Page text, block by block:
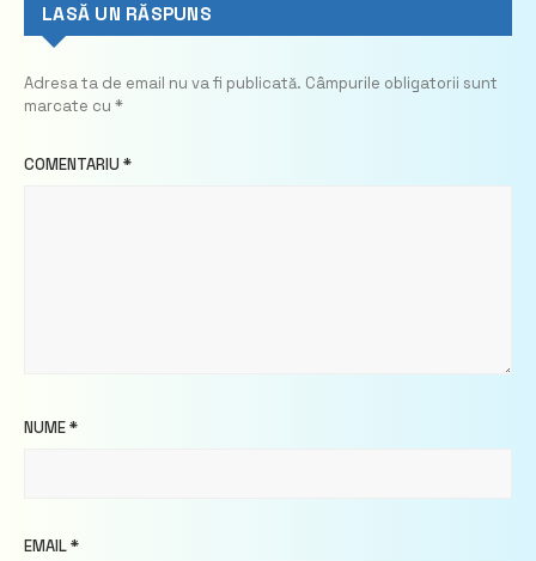
LASĂ UN RĂSPUNS
Adresa ta de email nu va fi publicată. Câmpurile obligatorii sunt
marcate cu *
COMENTARIU *
NUME*
EMAIL*